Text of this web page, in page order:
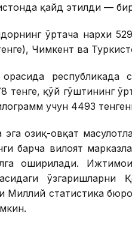
қайд этилди —
ўртача нархи
Чимкент ва
орасида
тенге, қўй гўштининг
учун 4493
озиқ-овқат
барча вилоят
оширилади.
ўзгаришларни
Миллий статистика